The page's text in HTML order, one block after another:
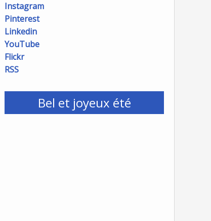
Instagram
Pinterest
Linkedin
YouTube
Flickr
RSS
Bel et joyeux été